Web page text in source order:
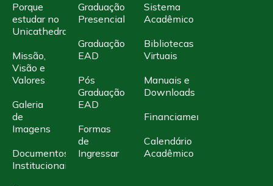
Porque
estudar no
Unicathedral
Missão,
Visão e
Valores
Galeria
de
Imagens
Documentos
Institucionais
Graduação
Presencial
Graduação
EAD
Pós
Graduação
EAD
Formas
de
Ingressar
Sistema
Acadêmico
Bibliotecas
Virtuais
Manuais e
Downloads
Financiamento
Calendário
Acadêmico